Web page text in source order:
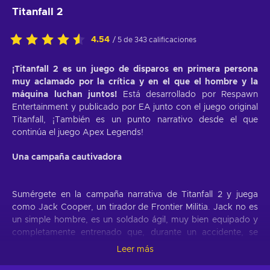
Titanfall 2
4.54 / 5 de 343 calificaciones
¡Titanfall 2 es un juego de disparos en primera persona
muy aclamado por la crítica y en el que el hombre y la
máquina luchan juntos! Está desarrollado por Respawn
Entertainment y publicado por EA junto con el juego original
Titanfall, ¡También es un punto narrativo desde el que
continúa el juego Apex Legends!
Una campaña cautivadora
Sumérgete en la campaña narrativa de Titanfall 2 y juega
como Jack Cooper, un tirador de Frontier Militia. Jack no es
un simple hombre, es un soldado ágil, muy bien equipado y
completamente entrenado que, durante un accidente, se
conecta y se une con su titán controlable BT-7274. Al jugar
Leer más